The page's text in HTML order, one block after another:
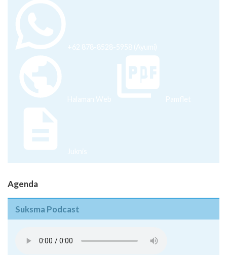
+62 878-8528-5958 (Ayumi)
Halaman Web Pamflet
Juknis
Agenda
Suksma Podcast